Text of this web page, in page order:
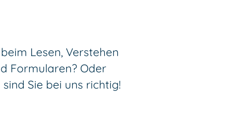
Lesen, Verstehen
Formularen? Oder
Sie bei uns richtig!